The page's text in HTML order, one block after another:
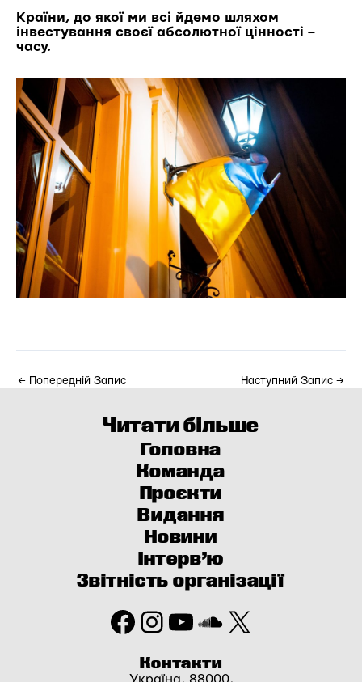
Країни, до якої ми всі йдемо шляхом
інвестування своєї абсолютної цінності –
часу.
← Попередній Запис Наступний Запис →
Читати більше
Головна
Команда
Проєкти
Видання
Новини
Інтерв’ю
Звітність організації
Facebook Instagram YouTube SoundCloud X
Контакти
Україна, 88000,